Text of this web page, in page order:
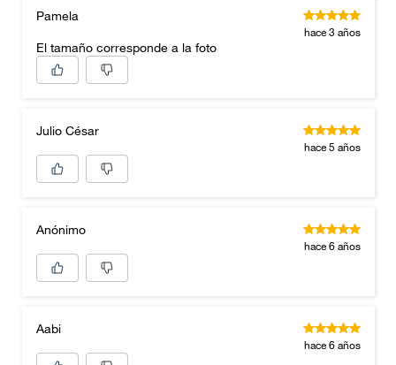
Pamela
hace 3 años
El tamaño corresponde a la foto
Julio César
hace 5 años
Anónimo
hace 6 años
Aabi
hace 6 años